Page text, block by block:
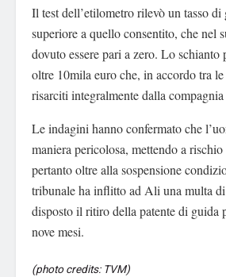
Il test dell’etilometro rilevò un tasso di
superiore a quello consentito, che nel
dovuto essere pari a zero. Lo schianto
oltre 10mila euro che, in accordo tra
risarciti integralmente dalla
Le indagini hanno confermato che
maniera pericolosa, mettendo a
pertanto oltre alla sospensione
tribunale ha inflitto ad Ali una multa
disposto il ritiro della patente di guida
nove mesi.
(photo credits: TVM)